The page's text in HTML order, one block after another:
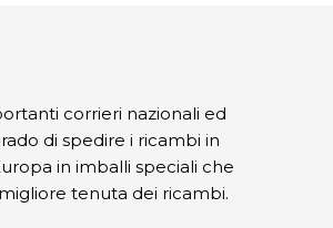
corrieri nazionali ed
di spedire i ricambi in
in imballi speciali che
tenuta dei ricambi.